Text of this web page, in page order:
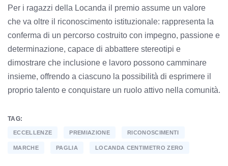
Per i ragazzi della Locanda il premio assume un valore
che va oltre il riconoscimento istituzionale: rappresenta la
conferma di un percorso costruito con impegno, passione e
determinazione, capace di abbattere stereotipi e
dimostrare che inclusione e lavoro possono camminare
insieme, offrendo a ciascuno la possibilità di esprimere il
proprio talento e conquistare un ruolo attivo nella comunità.
TAG:
ECCELLENZE PREMIAZIONE RICONOSCIMENTI
MARCHE PAGLIA LOCANDA CENTIMETRO ZERO